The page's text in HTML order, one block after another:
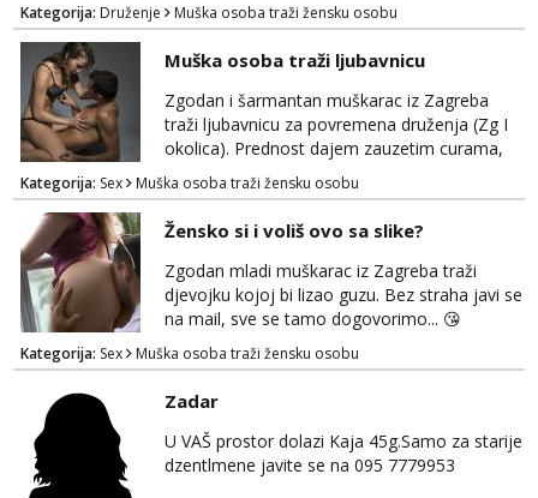
Kategorija: Druženje Muška osoba traži žensku osobu
Muška osoba traži ljubavnicu
Zgodan i šarmantan muškarac iz Zagreba
traži ljubavnicu za povremena druženja (Zg I
okolica). Prednost dajem zauzetim curama,
jer vjerujem da im je diskrecija jako bitna kao
i meni. Javite se na mail gdje možemo
započeti razgovor... 💋
Kategorija: Sex Muška osoba traži žensku osobu
Žensko si i voliš ovo sa slike?
Zgodan mladi muškarac iz Zagreba traži
djevojku kojoj bi lizao guzu. Bez straha javi se
na mail, sve se tamo dogovorimo... 😘
Kategorija: Sex Muška osoba traži žensku osobu
Zadar
U VAŠ prostor dolazi Kaja 45g.Samo za starije
dzentlmene javite se na 095 7779953